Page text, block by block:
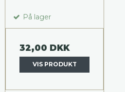
På lager
32,00 DKK
VIS PRODUKT